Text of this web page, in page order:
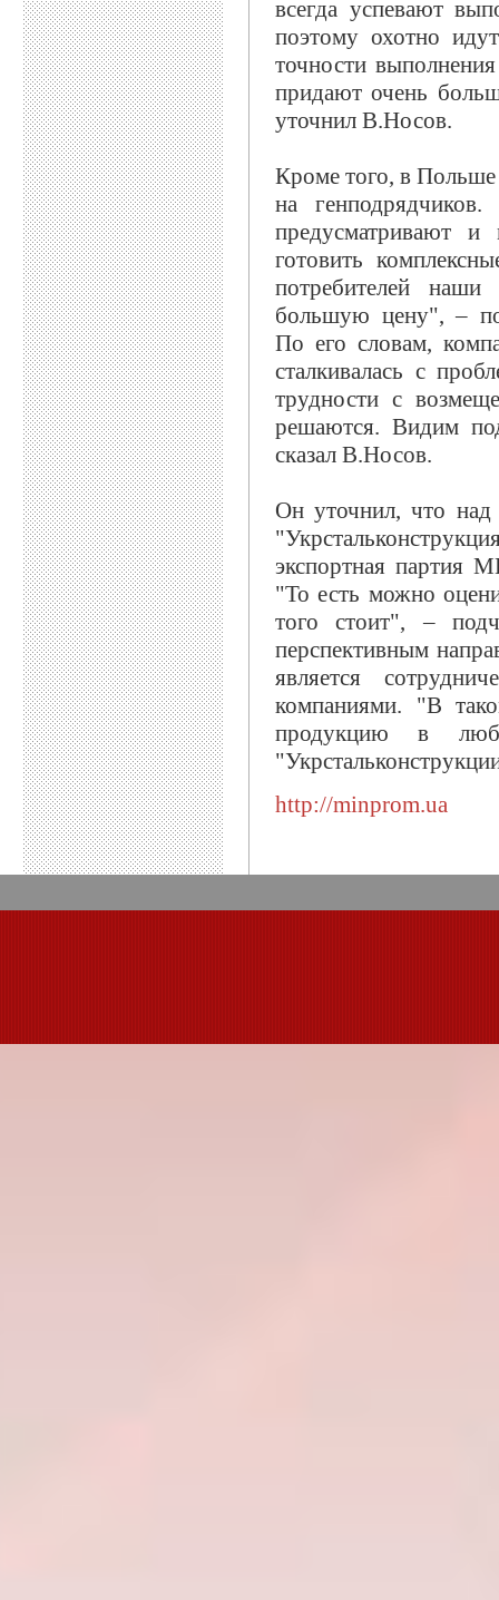
всегда успевают
поэтому охотно
точности
придают очень
уточнил В.Носов.
Кроме того, в Польше
на
предусматривают
готовить
потребителей
большую цену", –
По его словам,
сталкивалась с
трудности с
решаются. Видим
сказал В.Носов.
Он уточнил, что
экспортная партия
"То есть можно
того стоит", –
перспективным
является
компаниями. "В
продукцию в
http://minprom.ua